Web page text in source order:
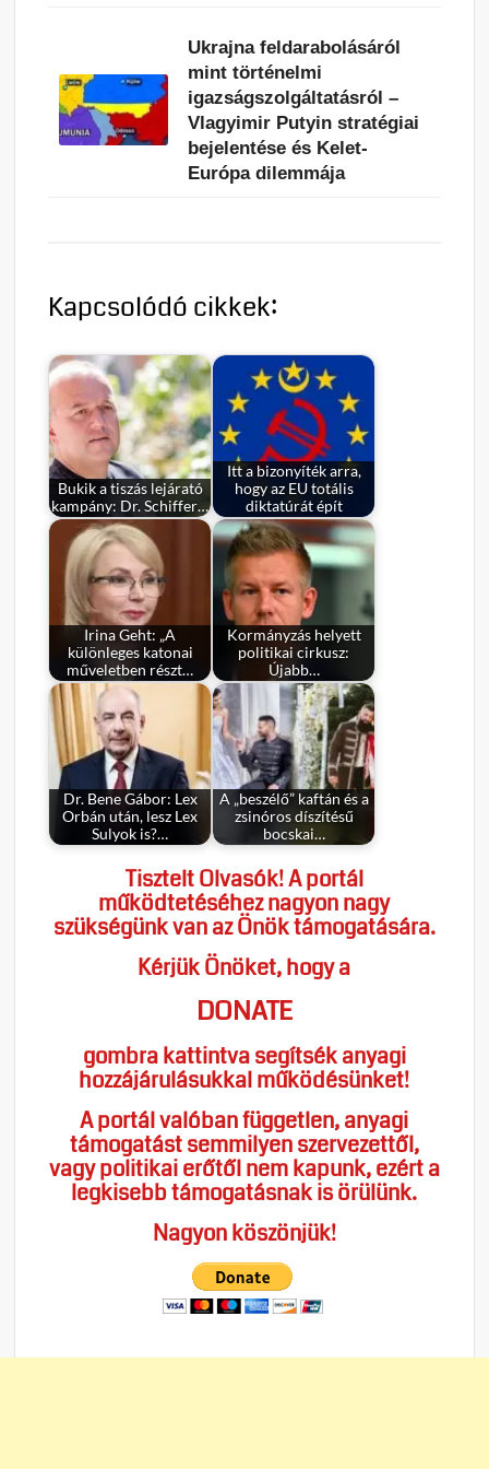
Ukrajna feldarabolásáról
mint történelmi
igazságszolgáltatásról –
Vlagyimir Putyin stratégiai
bejelentése és Kelet-
Európa dilemmája
Kapcsolódó cikkek:
Bukik a tiszás lejárató
kampány: Dr. Schiffer…
Itt a bizonyíték arra,
hogy az EU totális
diktatúrát épít
Irina Geht: „A
különleges katonai
műveletben részt…
Kormányzás helyett
politikai cirkusz:
Újabb…
Dr. Bene Gábor: Lex
Orbán után, lesz Lex
Sulyok is?…
A „beszélő” kaftán és a
zsinóros díszítésű
bocskai…
Tisztelt Olvasók! A portál
működtetéséhez nagyon nagy
szükségünk van az Önök támogatására.
Kérjük Önöket, hogy a
DONATE
gombra kattintva segítsék anyagi
hozzájárulásukkal működésünket!
A portál valóban független, anyagi
támogatást semmilyen szervezettől,
vagy politikai erőtől nem kapunk, ezért a
legkisebb támogatásnak is örülünk.
Nagyon köszönjük!